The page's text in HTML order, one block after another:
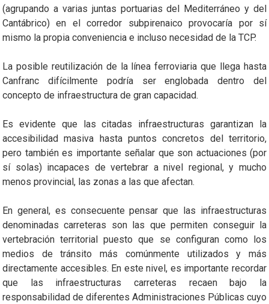
(agrupando a varias juntas portuarias del Mediterráneo y del
Cantábrico) en el corredor subpirenaico provocaría por sí
mismo la propia conveniencia e incluso necesidad de la TCP.
La posible reutilización de la línea ferroviaria que llega hasta
Canfranc difícilmente podría ser englobada dentro del
concepto de infraestructura de gran capacidad.
Es evidente que las citadas infraestructuras garantizan la
accesibilidad masiva hasta puntos concretos del territorio,
pero también es importante señalar que son actuaciones (por
sí solas) incapaces de vertebrar a nivel regional, y mucho
menos provincial, las zonas a las que afectan.
En general, es consecuente pensar que las infraestructuras
denominadas carreteras son las que permiten conseguir la
vertebración territorial puesto que se configuran como los
medios de tránsito más comúnmente utilizados y más
directamente accesibles. En este nivel, es importante recordar
que las infraestructuras carreteras recaen bajo la
responsabilidad de diferentes Administraciones Públicas cuyo